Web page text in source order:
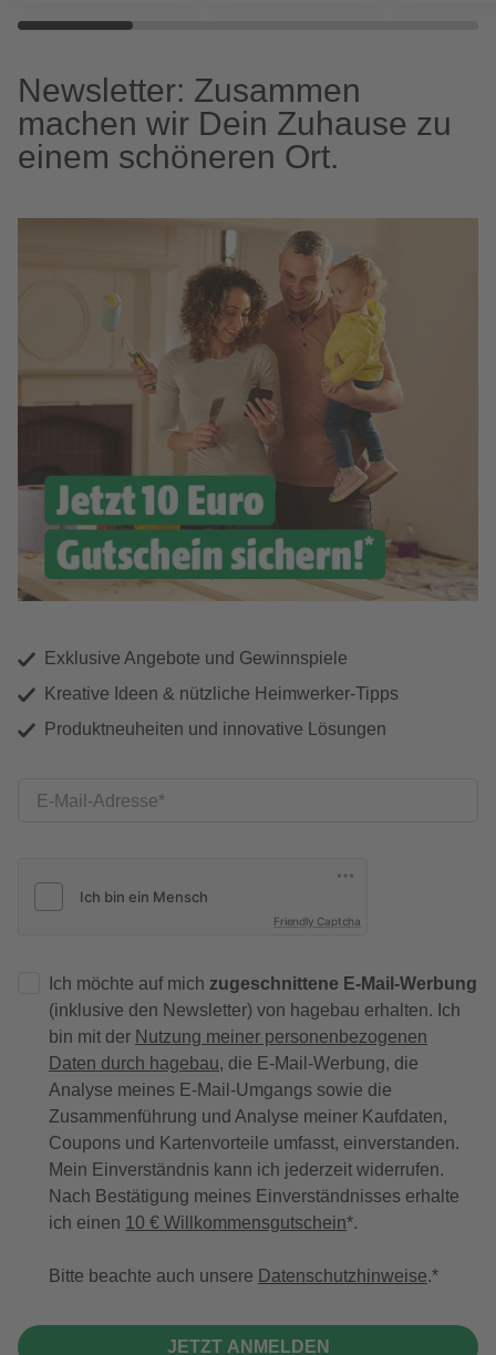
Newsletter: Zusammen
machen wir Dein Zuhause zu
einem schöneren Ort.
Exklusive Angebote und Gewinnspiele
Kreative Ideen & nützliche Heimwerker-Tipps
Produktneuheiten und innovative Lösungen
E-Mail-Adresse
Friendly Captcha
Ich möchte auf mich zugeschnittene E-Mail-Werbung
(inklusive den Newsletter) von hagebau erhalten. Ich
bin mit der Nutzung meiner personenbezogenen
Daten durch hagebau, die E-Mail-Werbung, die
Analyse meines E-Mail-Umgangs sowie die
Zusammenführung und Analyse meiner Kaufdaten,
Coupons und Kartenvorteile umfasst, einverstanden.
Mein Einverständnis kann ich jederzeit widerrufen.
Nach Bestätigung meines Einverständnisses erhalte
ich einen 10 € Willkommensgutschein*.
Bitte beachte auch unsere Datenschutzhinweise.
JETZT ANMELDEN